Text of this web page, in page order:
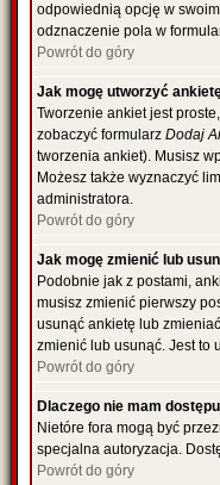
odpowiednią opcję w
odznaczenie pola w
Powrót do góry
Jak mogę utworzyć
Tworzenie ankiet jest
zobaczyć formularz Dodaj
tworzenia ankiet). Musisz
Możesz także wyznaczyć
administratora.
Powrót do góry
Jak mogę zmienić lub
Podobnie jak z postami,
musisz zmienić pierwszy
usunąć ankietę lub
zmienić lub usunąć. Jest to
Powrót do góry
Dlaczego nie mam
Nietóre fora mogą być
specjalna autoryzacja.
Powrót do góry